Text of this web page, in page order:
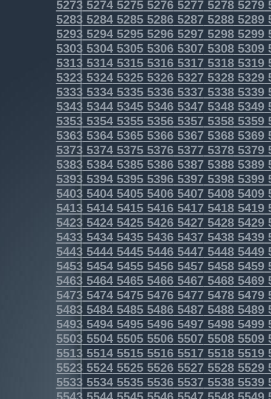
5273527452755276527752785279
5283528452855286528752885289
5293529452955296529752985299
5303530453055306530753085309
5313531453155316531753185319
5323532453255326532753285329
5333533453355336533753385339
5343534453455346534753485349
5353535453555356535753585359
5363536453655366536753685369
5373537453755376537753785379
5383538453855386538753885389
5393539453955396539753985399
5403540454055406540754085409
5413541454155416541754185419
5423542454255426542754285429
5433543454355436543754385439
5443544454455446544754485449
5453545454555456545754585459
5463546454655466546754685469
5473547454755476547754785479
5483548454855486548754885489
5493549454955496549754985499
5503550455055506550755085509
5513551455155516551755185519
5523552455255526552755285529
5533553455355536553755385539